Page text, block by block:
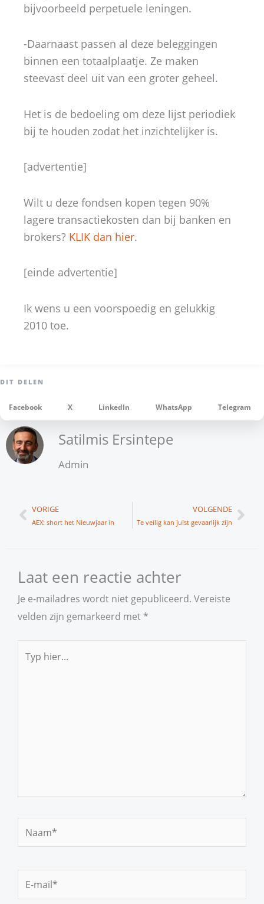
bijvoorbeeld perpetuele leningen.
-Daarnaast passen al deze beleggingen
binnen een totaalplaatje. Ze maken
steevast deel uit van een groter geheel.
Het is de bedoeling om deze lijst periodiek
bij te houden zodat het inzichtelijker is.
[advertentie]
Wilt u deze fondsen kopen tegen 90%
lagere transactiekosten dan bij banken en
brokers? KLIK dan hier.
[einde advertentie]
Ik wens u een voorspoedig en gelukkig
2010 toe.
Facebook X LinkedIn WhatsApp Telegram
Satilmis Ersintepe
Admin
Vorige
VORIGE
AEX: short het Nieuwjaar in
VOLGENDE
Te veilig kan juist gevaarlijk zijn
Laat een reactie achter
Je e-mailadres wordt niet gepubliceerd. Vereiste
velden zijn gemarkeerd met *
hier...
Naam*
mail*